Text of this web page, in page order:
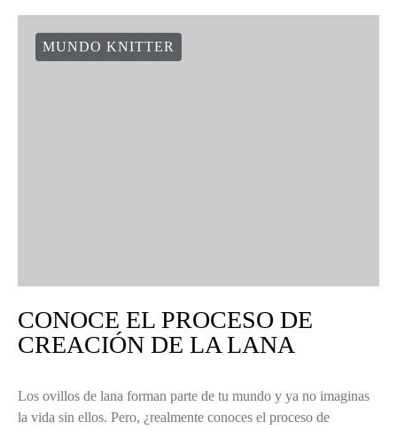
MUNDO KNITTER
CONOCE EL PROCESO DE
CREACIÓN DE LA LANA
Los ovillos de lana forman parte de tu mundo y ya no imaginas
la vida sin ellos. Pero, ¿realmente conoces el proceso de